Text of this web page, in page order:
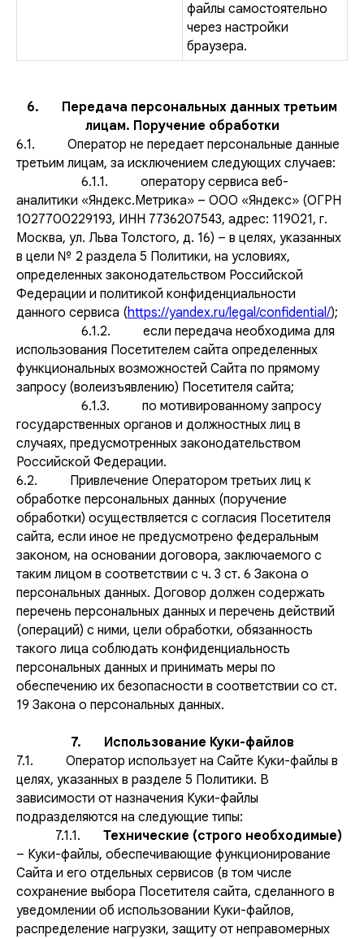
файлы самостоятельно
через настройки
браузера.
6. Передача персональных данных третьим
лицам. Поручение обработки
6.1. Оператор не передает персональные данные
третьим лицам, за исключением следующих случаев:
6.1.1. оператору сервиса веб-
аналитики «Яндекс.Метрика» – ООО «Яндекс» (ОГРН
1027700229193, ИНН 7736207543, адрес: 119021, г.
Москва, ул. Льва Толстого, д. 16) – в целях, указанных
в цели № 2 раздела 5 Политики, на условиях,
определенных законодательством Российской
Федерации и политикой конфиденциальности
данного сервиса (https://yandex.ru/legal/confidential/);
6.1.2. если передача необходима для
использования Посетителем сайта определенных
функциональных возможностей Сайта по прямому
запросу (волеизъявлению) Посетителя сайта;
6.1.3. по мотивированному запросу
государственных органов и должностных лиц в
случаях, предусмотренных законодательством
Российской Федерации.
6.2. Привлечение Оператором третьих лиц к
обработке персональных данных (поручение
обработки) осуществляется с согласия Посетителя
сайта, если иное не предусмотрено федеральным
законом, на основании договора, заключаемого с
таким лицом в соответствии с ч. 3 ст. 6 Закона о
персональных данных. Договор должен содержать
перечень персональных данных и перечень действий
(операций) с ними, цели обработки, обязанность
такого лица соблюдать конфиденциальность
персональных данных и принимать меры по
обеспечению их безопасности в соответствии со ст.
19 Закона о персональных данных.
7. Использование Куки-файлов
7.1. Оператор использует на Сайте Куки-файлы в
целях, указанных в разделе 5 Политики. В
зависимости от назначения Куки-файлы
подразделяются на следующие типы:
7.1.1. Технические (строго необходимые)
– Куки-файлы, обеспечивающие функционирование
Сайта и его отдельных сервисов (в том числе
сохранение выбора Посетителя сайта, сделанного в
уведомлении об использовании Куки-файлов,
распределение нагрузки, защиту от неправомерных